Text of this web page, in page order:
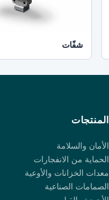
شفّات
المنتجات
الأمان والسلامة
الحماية من الانفجارات
معدات الخزانات والأوعية
الصمامات الصناعية